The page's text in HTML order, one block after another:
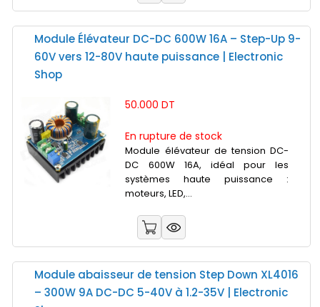
Module Élévateur DC-DC 600W 16A – Step-Up 9-
60V vers 12-80V haute puissance | Electronic
Shop
50.000 DT
En rupture de stock
Module élévateur de tension DC-
DC 600W 16A, idéal pour les
systèmes haute puissance :
moteurs, LED,...
Module abaisseur de tension Step Down XL4016
– 300W 9A DC-DC 5-40V à 1.2-35V | Electronic